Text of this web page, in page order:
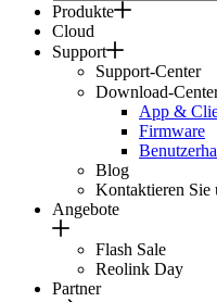
Produkte
Cloud
Support
Support-Center
Download-
App &
Firmware
Blog
Kontaktieren Sie
Angebote
Flash Sale
Reolink Day
Partner